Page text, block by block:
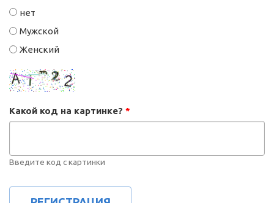
нет
Мужской
Женский
Какой код на картинке? *
Введите код с картинки